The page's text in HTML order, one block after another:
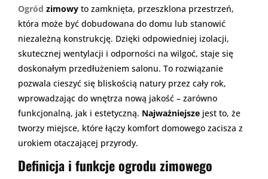
Ogród zimowy to zamknięta, przeszklona przestrzeń,
która może być dobudowana do domu lub stanowić
niezależną konstrukcję. Dzięki odpowiedniej izolacji,
skutecznej wentylacji i odporności na wilgoć, staje się
doskonałym przedłużeniem salonu. To rozwiązanie
pozwala cieszyć się bliskością natury przez cały rok,
wprowadzając do wnętrza nową jakość – zarówno
funkcjonalną, jak i estetyczną. Najważniejsze jest to, że
tworzy miejsce, które łączy komfort domowego zacisza z
urokiem otaczającej przyrody.
Definicja i funkcje ogrodu zimowego